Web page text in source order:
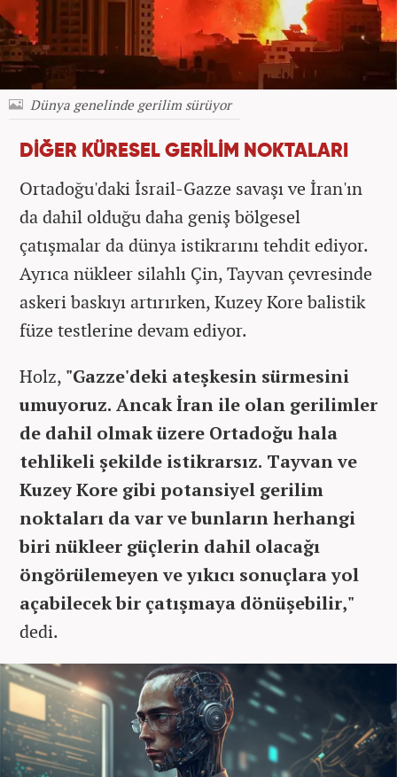
Dünya genelinde gerilim sürüyor
DİĞER KÜRESEL GERİLİM NOKTALARI
Ortadoğu'daki İsrail-Gazze savaşı ve İran'ın
da dahil olduğu daha geniş bölgesel
çatışmalar da dünya istikrarını tehdit ediyor.
Ayrıca nükleer silahlı Çin, Tayvan çevresinde
askeri baskıyı artırırken, Kuzey Kore balistik
füze testlerine devam ediyor.
Holz, "Gazze'deki ateşkesin sürmesini
umuyoruz. Ancak İran ile olan gerilimler
de dahil olmak üzere Ortadoğu hala
tehlikeli şekilde istikrarsız. Tayvan ve
Kuzey Kore gibi potansiyel gerilim
noktaları da var ve bunların herhangi
biri nükleer güçlerin dahil olacağı
öngörülemeyen ve yıkıcı sonuçlara yol
açabilecek bir çatışmaya dönüşebilir,"
dedi.